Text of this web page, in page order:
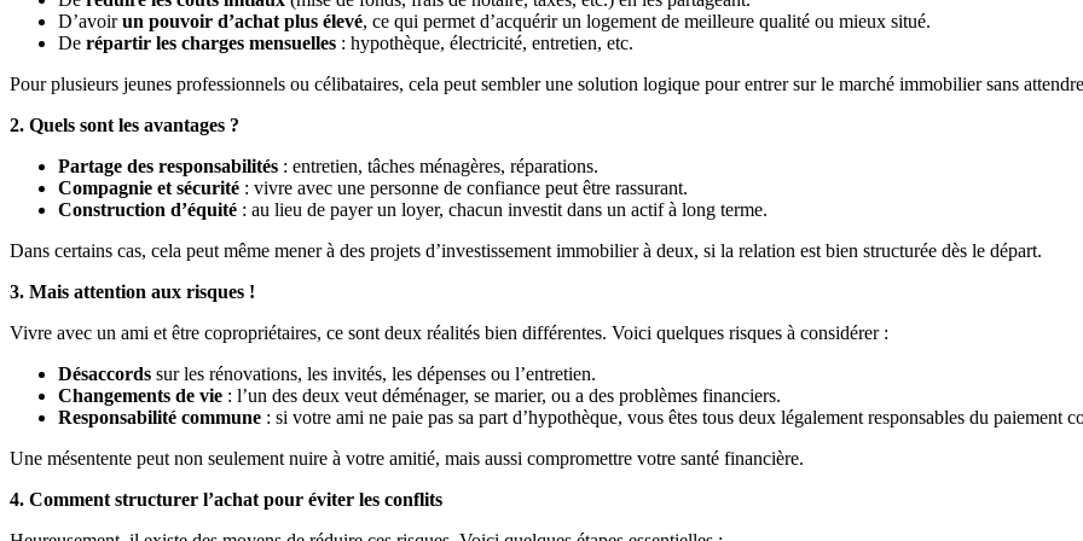
D’avoirun pouvoir d’achat plus élevé, ce qui permet d’acquérir un logement de meilleure qualité ou mieux situé.
De répartir les charges mensuelles : hypothèque, électricité, entretien, etc.
Pour plusieurs jeunes professionnels ou célibataires, cela peut sembler une solution logique pour entrer sur le marché immobilier sans
2. Quels sont les avantages ?
Partage des responsabilités : entretien, tâches ménagères, réparations.
Compagnie et sécurité : vivre avec une personne de confiance peut être rassurant.
Construction d’équité : au lieu de payer un loyer, chacun investit dans un actif à long terme.
Dans certains cas, cela peut même mener à des projets d’investissement immobilier à deux, si la relation est bien structurée dès le départ.
3. Mais attention aux risques !
Vivre avec un ami et être copropriétaires, ce sont deux réalités bien différentes. Voici quelques risques à considérer :
Désaccords sur les rénovations, les invités, les dépenses ou l’entretien.
Changements de vie : l’un des deux veut déménager, se marier, ou a des problèmes financiers.
Responsabilité commune : si votre ami ne paie pas sa part d’hypothèque, vous êtes tous deux légalement responsables du paiement
Une mésentente peut non seulement nuire à votre amitié, mais aussi compromettre votre santé financière.
4. Comment structurer l’achat pour éviter les conflits